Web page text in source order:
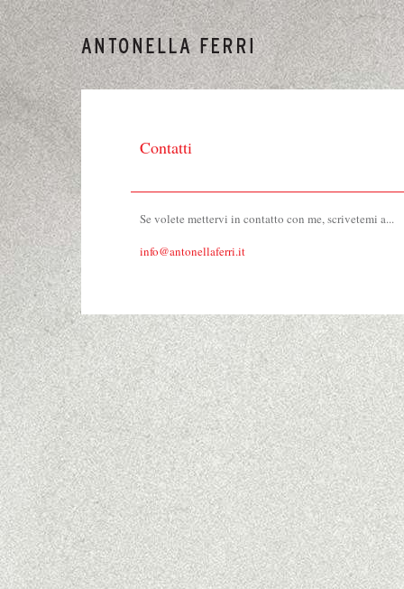
Contatti
Se volete mettervi in contatto con me, scrivetemi a...
info@antonellaferri.it